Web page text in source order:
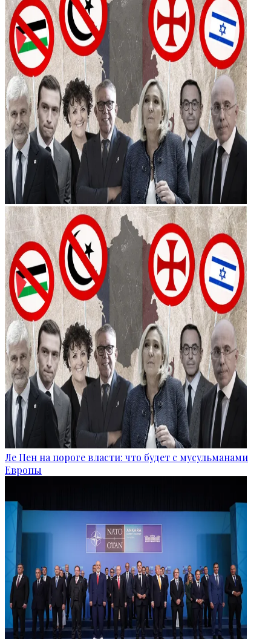
Ле Пен на пороге власти: что будет с мусульманами
Европы